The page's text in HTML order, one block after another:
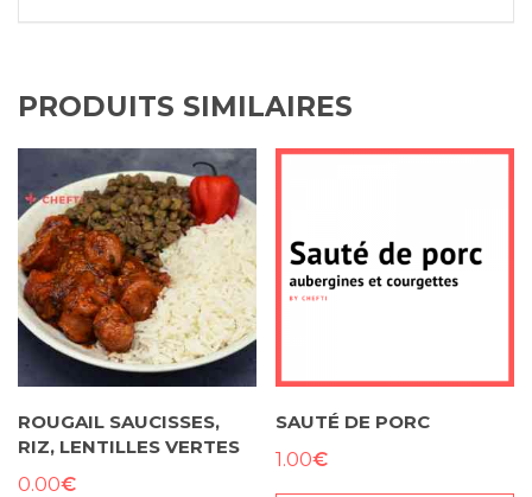
PRODUITS SIMILAIRES
ROUGAIL SAUCISSES,
RIZ, LENTILLES VERTES
0.00€
SAUTÉ DE PORC
1.00€